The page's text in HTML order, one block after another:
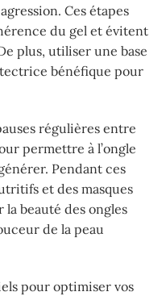
Ces étapes
du gel et évitent
plus, utiliser une base
bénéfique pour
régulières entre
permettre à l’ongle
Pendant ces
et des masques
beauté des ongles
de la peau
pour optimiser vos